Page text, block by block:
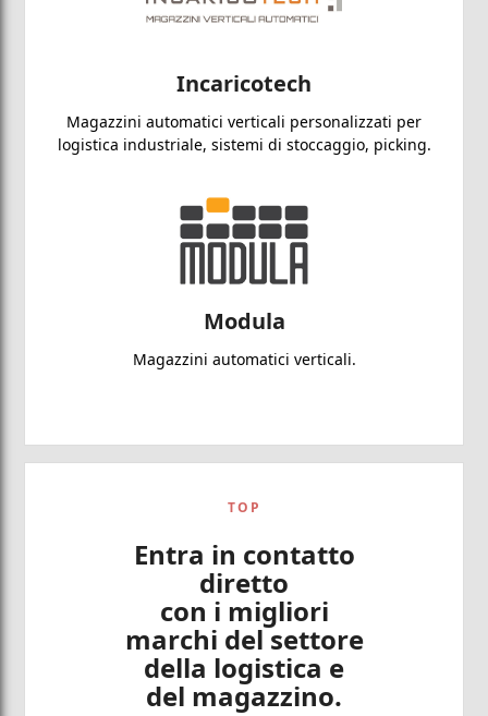
Incaricotech
Magazzini automatici verticali personalizzati per
logistica industriale, sistemi di stoccaggio, picking.
Modula
Magazzini automatici verticali.
TOP
Entra in contatto
diretto
con i migliori
marchi del settore
della logistica e
del magazzino.